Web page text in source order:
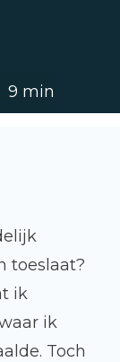
9 min
toeslaat?
ik
ik
Toch